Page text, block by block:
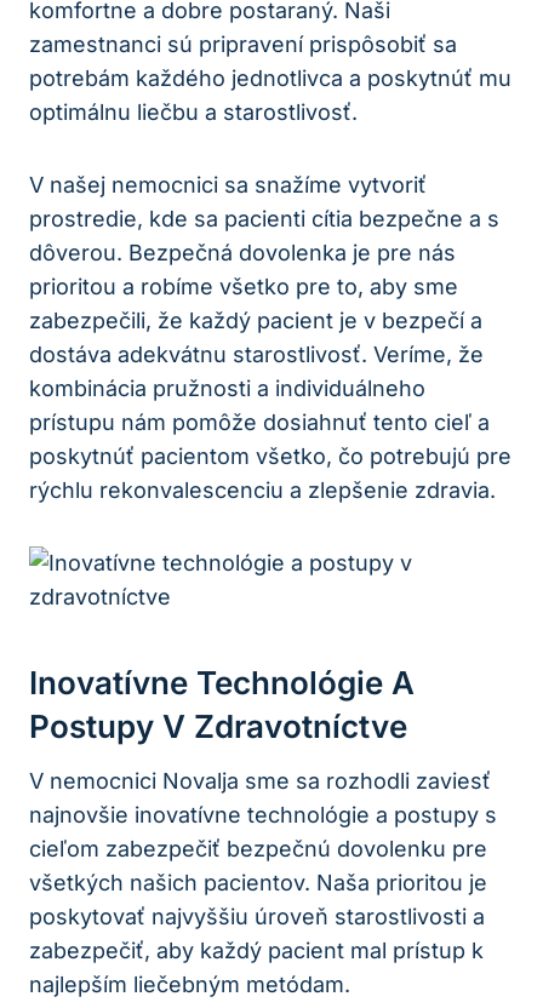
komfortne a dobre postaraný. Naši
zamestnanci sú pripravení prispôsobiť sa
potrebám každého jednotlivca a poskytnúť mu
optimálnu liečbu a starostlivosť.
V našej nemocnici sa snažíme vytvoriť
prostredie, kde sa pacienti cítia bezpečne a s
dôverou. Bezpečná dovolenka je pre nás
prioritou a robíme všetko pre to, aby sme
zabezpečili, že každý pacient je v bezpečí a
dostáva adekvátnu starostlivosť. Veríme, že
kombinácia pružnosti a individuálneho
prístupu nám pomôže dosiahnuť tento cieľ a
poskytnúť pacientom všetko, čo potrebujú pre
rýchlu rekonvalescenciu a zlepšenie zdravia.
Inovatívne Technológie A
Postupy V Zdravotníctve
V nemocnici Novalja sme sa rozhodli zaviesť
najnovšie inovatívne technológie a postupy s
cieľom zabezpečiť bezpečnú dovolenku pre
všetkých našich pacientov. Naša prioritou je
poskytovať najvyššiu úroveň starostlivosti a
zabezpečiť, aby každý pacient mal prístup k
najlepším liečebným metódam.